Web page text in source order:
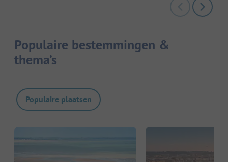
Populaire bestemmingen &
thema’s
Populaire plaatsen